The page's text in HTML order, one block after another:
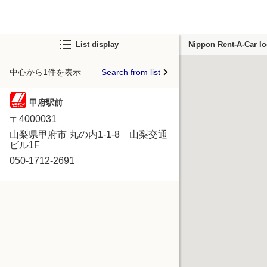
List display
中心から1件を表示 Search from list
甲府駅前
〒4000031
山梨県甲府市 丸の内1-1-8 山梨交通
ビル1F
050-1712-2691
Nippon Rent-A-Car